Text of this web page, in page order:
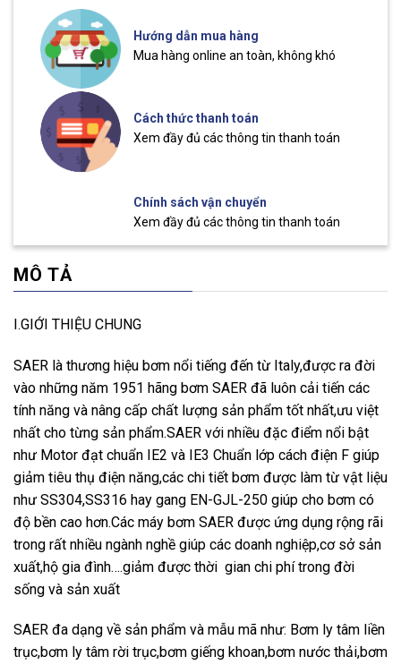
Hướng dẫn mua hàng
Mua hàng online an toàn, không khó
Cách thức thanh toán
Xem đầy đủ các thông tin thanh toán
Chính sách vận chuyển
Xem đầy đủ các thông tin thanh toán
MÔ TẢ
I.GIỚI THIỆU CHUNG
SAER là thương hiệu bơm nổi tiếng đến từ Italy,được ra đời
vào những năm 1951 hãng bơm SAER đã luôn cải tiến các
tính năng và nâng cấp chất lượng sản phẩm tốt nhất,ưu việt
nhất cho từng sản phẩm.SAER với nhiều đặc điểm nổi bật
như Motor đạt chuẩn IE2 và IE3 Chuẩn lớp cách điện F giúp
giảm tiêu thụ điện năng,các chi tiết bơm được làm từ vật liệu
như SS304,SS316 hay gang EN-GJL-250 giúp cho bơm có
độ bền cao hơn.Các máy bơm SAER được ứng dụng rộng rãi
trong rất nhiều ngành nghề giúp các doanh nghiệp,cơ sở sản
xuất,hộ gia đình….giảm được thời gian chi phí trong đời
sống và sản xuất
SAER đa dạng về sản phẩm và mẫu mã như: Bơm ly tâm liền
trục,bơm ly tâm rời trục,bơm giếng khoan,bơm nước thải,bơm